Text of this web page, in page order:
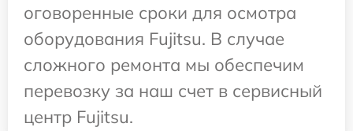
оговоренные сроки для осмотра
оборудования Fujitsu. В случае
сложного ремонта мы обеспечим
перевозку за наш счет в сервисный
центр Fujitsu.